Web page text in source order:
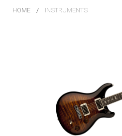
HOME INSTRUMENTS